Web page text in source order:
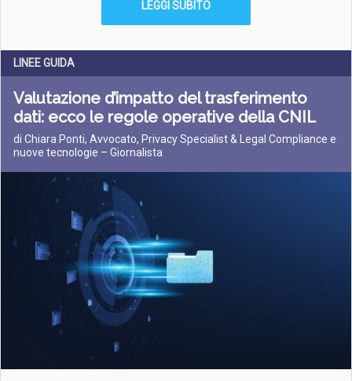
LEGGI SUBITO
LINEE GUIDA
Valutazione d’impatto del trasferimento
dati: ecco le regole operative della CNIL
di Chiara Ponti, Avvocato, Privacy Specialist & Legal Compliance e
nuove tecnologie – Giornalista